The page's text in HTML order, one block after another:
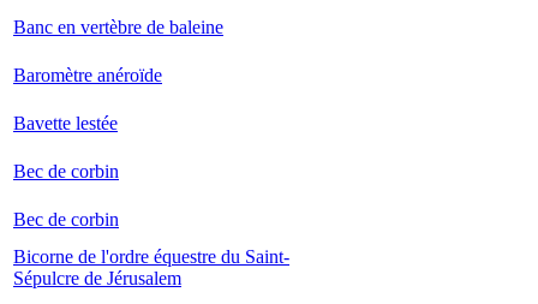
Banc en vertèbre de baleine
Baromètre anéroïde
Bavette lestée
Bec de corbin
Bec de corbin
Bicorne de l'ordre équestre du Saint-
Sépulcre de Jérusalem